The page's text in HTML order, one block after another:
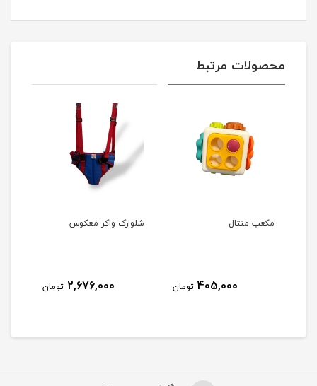
محصولات مرتبط
مکعب منتال
405,000 تومان
شلوارک واکر معکوس
2,676,000 تومان